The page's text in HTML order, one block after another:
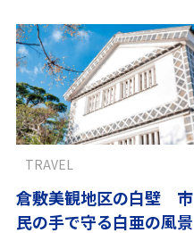
倉敷美観地区の白壁 市
民の手で守る白亜の風景
TRAVEL